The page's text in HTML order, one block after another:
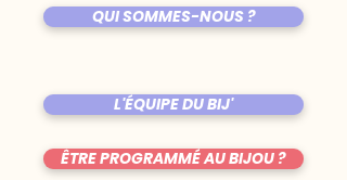
QUI SOMMES-NOUS ?
L'ÉQUIPE DU BIJ'
ÊTRE PROGRAMMÉ AU BIJOU ?